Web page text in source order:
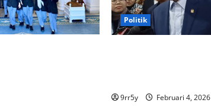
Politik
9rr5y Februari 4, 2026